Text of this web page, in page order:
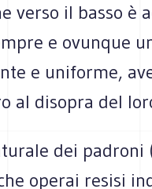
verso il basso è
e ovunque
e uniforme,
al disopra del
dei
operai resisi